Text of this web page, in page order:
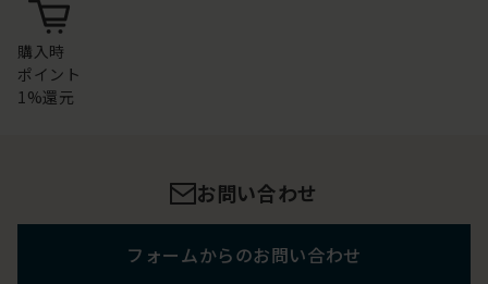
購入時
ポイント
1%還元
お問い合わせ
フォームからのお問い合わせ